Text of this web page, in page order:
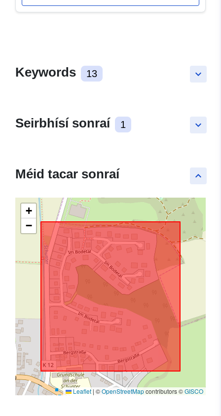
keyboard_arrow_down
Keywords 13
keyboard_arrow_down
Seirbhísí sonraí 1
keyboard_arrow_up
Méid tacar sonraí
+
−
Leaflet | ©OpenStreetMapcontributors ©GISCO